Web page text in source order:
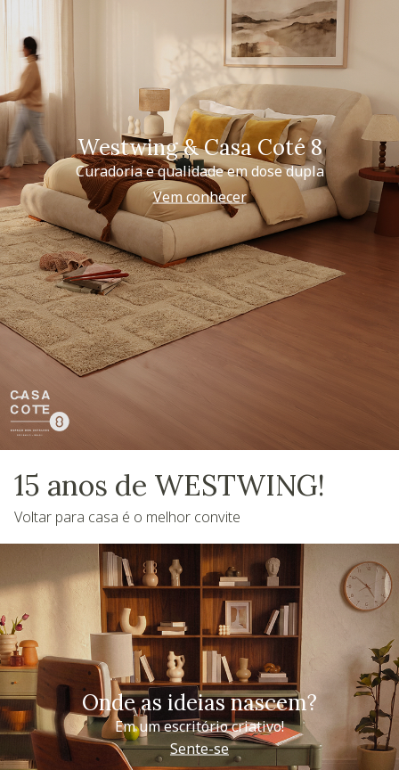
Westwing & Casa Coté 8
Curadoria e qualidade em dose dupla
Vem conhecer
15 anos de WESTWING!
Voltar para casa é o melhor convite
Onde as ideias nascem?
Em um escritório criativo!
Sente-se